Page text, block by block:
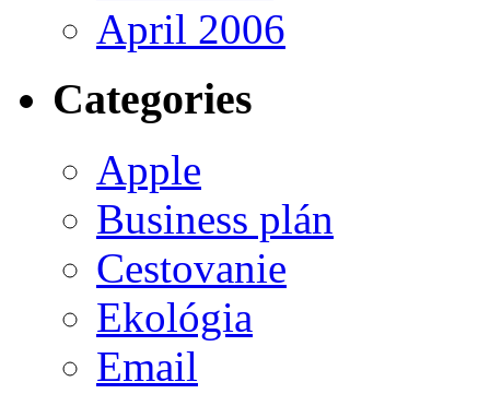
April 2006
Categories
Apple
Business plán
Cestovanie
Ekológia
Email